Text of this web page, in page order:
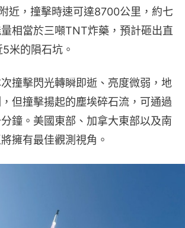
近，撞擊時速可達8700公里，約七
相當於三噸TNT炸藥，預計砸出直
米的隕石坑。
撞擊閃光轉瞬即逝、亮度微弱，地
但撞擊揚起的塵埃碎石流，可通過
鐘。美國東部、加拿大東部以及南
擁有最佳觀測視角。